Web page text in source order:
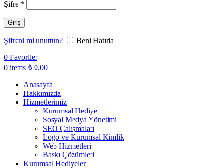
Şifre *
Giriş
Şifreni mi unuttun?
Beni Hatırla
0 Favoriler
0 items ₺ 0,00
Anasayfa
Hakkımızda
Hizmetlerimiz
Kurumsal Hediye
Sosyal Medya Yönetimi
SEO Çalışmaları
Logo ve Kurumsal Kimlik
Web Hizmetleri
Baskı Çözümleri
Kurumsal Hediyeler